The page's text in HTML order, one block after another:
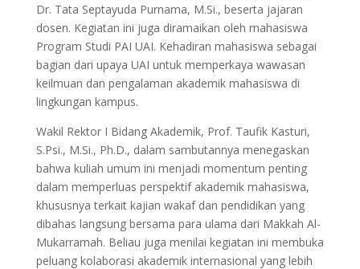
Dr. Tata Septayuda Purnama, M.Si., beserta jajaran
dosen. Kegiatan ini juga diramaikan oleh mahasiswa
Program Studi PAI UAI. Kehadiran mahasiswa sebagai
bagian dari upaya UAI untuk memperkaya wawasan
keilmuan dan pengalaman akademik mahasiswa di
lingkungan kampus.
Wakil Rektor I Bidang Akademik, Prof. Taufik Kasturi,
S.Psi., M.Si., Ph.D., dalam sambutannya menegaskan
bahwa kuliah umum ini menjadi momentum penting
dalam memperluas perspektif akademik mahasiswa,
khususnya terkait kajian wakaf dan pendidikan yang
dibahas langsung bersama para ulama dari Makkah Al-
Mukarramah. Beliau juga menilai kegiatan ini membuka
peluang kolaborasi akademik internasional yang lebih